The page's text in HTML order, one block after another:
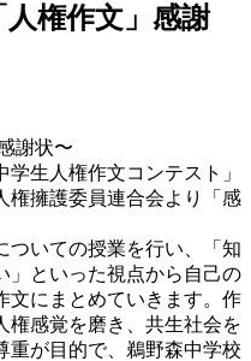
権作文」感謝
謝状〜
生人権作文コンテスト」
権擁護委員連合会より「感
いての授業を行い、「知
」といった視点から自己の
文にまとめていきます。作
権感覚を磨き、共生社会を
重が目的で、鵜野森中学校